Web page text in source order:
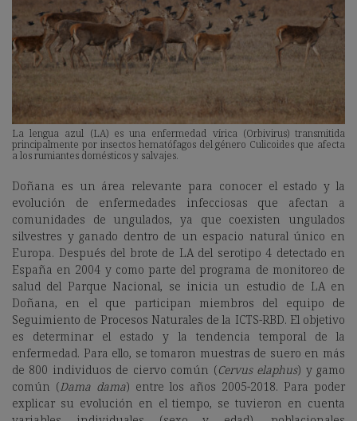
La lengua azul (LA) es una enfermedad vírica (Orbivirus) transmitida
principalmente por insectos hematófagos del género Culicoides que afecta
a los rumiantes domésticos y salvajes.
Doñana es un área relevante para conocer el estado y la
evolución de enfermedades infecciosas que afectan a
comunidades de ungulados, ya que coexisten ungulados
silvestres y ganado dentro de un espacio natural único en
Europa. Después del brote de LA del serotipo 4 detectado en
España en 2004 y como parte del programa de monitoreo de
salud del Parque Nacional, se inicia un estudio de LA en
Doñana, en el que participan miembros del equipo de
Seguimiento de Procesos Naturales de la ICTS-RBD. El objetivo
es determinar el estado y la tendencia temporal de la
enfermedad. Para ello, se tomaron muestras de suero en más
de 800 individuos de ciervo común (Cervus elaphus) y gamo
común (Dama dama) entre los años 2005-2018. Para poder
explicar su evolución en el tiempo, se tuvieron en cuenta